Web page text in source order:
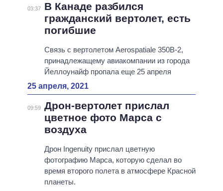
03:37
В Канаде разбился
гражданский вертолет, есть
погибшие
Связь с вертолетом Aerospatiale 350B-2,
принадлежащему авиакомпании из города
Йеллоунайф пропала еще 25 апреля
25 апреля, 2021
09:59 Дрон-вертолет прислал
цветное фото Марса с
воздуха
Дрон Ingenuity прислал цветную
фотографию Марса, которую сделал во
время второго полета в атмосфере Красной
планеты.